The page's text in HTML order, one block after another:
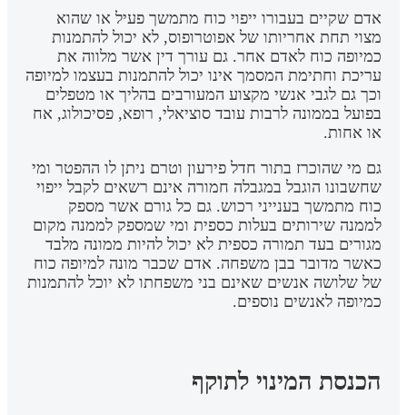
אדם שקיים בעבורו ייפוי כוח מתמשך פעיל או שהוא
מצוי תחת אחריותו של אפוטרופוס, לא יכול להתמנות
כמיופה כוח לאדם אחר. גם עורך דין אשר מלווה את
עריכת וחתימת המסמך אינו יכול להתמנות בעצמו למיופה
וכך גם לגבי אנשי מקצוע המעורבים בהליך או מטפלים
בפועל בממונה לרבות עובד סוציאלי, רופא, פסיכולוג, אח
או אחות.
גם מי שהוכרז בתור חדל פירעון וטרם ניתן לו ההפטר ומי
שחשבונו הוגבל במגבלה חמורה אינם רשאים לקבל ייפוי
כוח מתמשך בענייני רכוש. גם כל גורם אשר מספק
לממנה שירותים בעלות כספית ומי שמספק לממנה מקום
מגורים בעד תמורה כספית לא יכול להיות ממונה מלבד
כאשר מדובר בבן משפחה. אדם שכבר מונה למיופה כוח
של שלושה אנשים שאינם בני משפחתו לא יוכל להתמנות
כמיופה לאנשים נוספים.
הכנסת המינוי לתוקף